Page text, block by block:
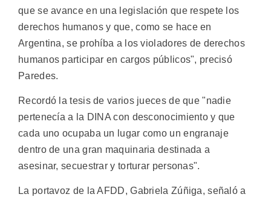
que se avance en una legislación que respete los
derechos humanos y que, como se hace en
Argentina, se prohíba a los violadores de derechos
humanos participar en cargos públicos", precisó
Paredes.
Recordó la tesis de varios jueces de que "nadie
pertenecía a la DINA con desconocimiento y que
cada uno ocupaba un lugar como un engranaje
dentro de una gran maquinaria destinada a
asesinar, secuestrar y torturar personas".
La portavoz de la AFDD, Gabriela Zúñiga, señaló a